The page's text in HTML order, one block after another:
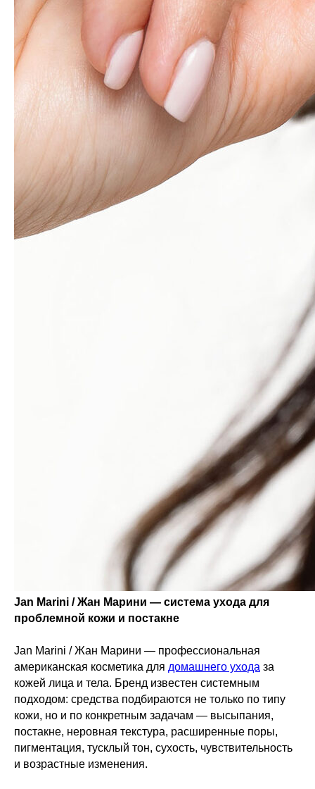
Jan Marini / Жан Марини — система ухода для
проблемной кожи и постакне
Jan Marini / Жан Марини — профессиональная
американская косметика для домашнего ухода за
кожей лица и тела. Бренд известен системным
подходом: средства подбираются не только по типу
кожи, но и по конкретным задачам — высыпания,
постакне, неровная текстура, расширенные поры,
пигментация, тусклый тон, сухость, чувствительность
и возрастные изменения.